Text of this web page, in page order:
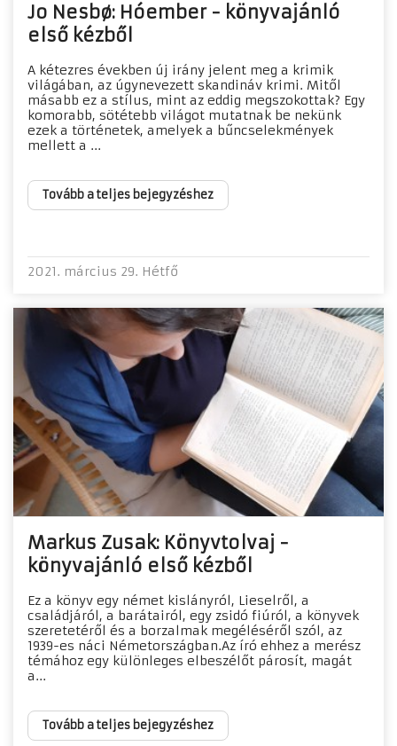
Jo Nesbø: Hóember - könyvajánló
első kézből
A kétezres években új irány jelent meg a krimik
világában, az úgynevezett skandináv krimi. Mitől
másabb ez a stílus, mint az eddig megszokottak? Egy
komorabb, sötétebb világot mutatnak be nekünk
ezek a történetek, amelyek a bűncselekmények
mellett a ...
Tovább a teljes bejegyzéshez
2021. március 29. Hétfő
Markus Zusak: Könyvtolvaj -
könyvajánló első kézből
Ez a könyv egy német kislányról, Lieselről, a
családjáról, a barátairól, egy zsidó fiúról, a könyvek
szeretetéről és a borzalmak megéléséről szól, az
1939-es náci Németországban.Az író ehhez a merész
témához egy különleges elbeszélőt párosít, magát
a...
Tovább a teljes bejegyzéshez